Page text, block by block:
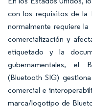
con los requisitos de la
normalmente requiere
comercialización y
etiquetado y la
gubernamentales, el
(Bluetooth SIG)
comercial e
marca/logotipo de